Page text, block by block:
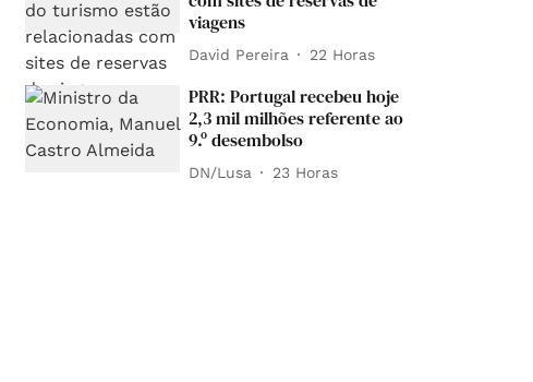
viagens
David Pereira 22 Horas
PRR: Portugal recebeu hoje
2,3 mil milhões referente ao
9.º desembolso
DN/Lusa 23 Horas